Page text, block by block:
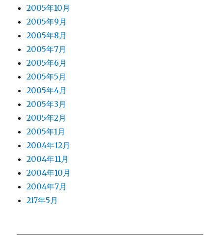
2005年10月
2005年9月
2005年8月
2005年7月
2005年6月
2005年5月
2005年4月
2005年3月
2005年2月
2005年1月
2004年12月
2004年11月
2004年10月
2004年7月
217年5月